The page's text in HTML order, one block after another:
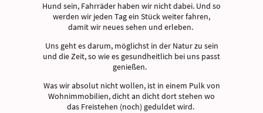
Hund sein, Fahrräder haben wir nicht dabei. Und so
werden wir jeden Tag ein Stück weiter fahren,
damit wir neues sehen und erleben.
Uns geht es darum, möglichst in der Natur zu sein
und die Zeit, so wie es gesundheitlich bei uns passt
genießen.
Was wir absolut nicht wollen, ist in einem Pulk von
Wohnimmobilien, dicht an dicht dort stehen wo
das Freistehen (noch) geduldet wird.